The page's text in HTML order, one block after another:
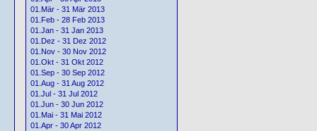
01.Mär - 31 Mär 2013
01.Feb - 28 Feb 2013
01.Jan - 31 Jan 2013
01.Dez - 31 Dez 2012
01.Nov - 30 Nov 2012
01.Okt - 31 Okt 2012
01.Sep - 30 Sep 2012
01.Aug - 31 Aug 2012
01.Jul - 31 Jul 2012
01.Jun - 30 Jun 2012
01.Mai - 31 Mai 2012
01.Apr - 30 Apr 2012